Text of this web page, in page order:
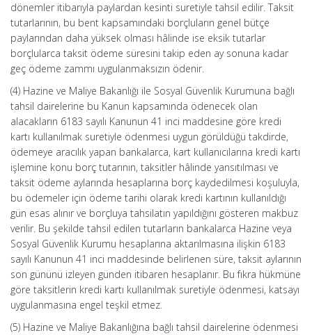
dönemler itibarıyla paylardan kesinti suretiyle tahsil edilir. Taksit
tutarlarının, bu bent kapsamındaki borçluların genel bütçe
paylarından daha yüksek olması hâlinde ise eksik tutarlar
borçlularca taksit ödeme süresini takip eden ay sonuna kadar
geç ödeme zammı uygulanmaksızın ödenir.
(4) Hazine ve Maliye Bakanlığı ile Sosyal Güvenlik Kurumuna bağlı
tahsil dairelerine bu Kanun kapsamında ödenecek olan
alacakların 6183 sayılı Kanunun 41 inci maddesine göre kredi
kartı kullanılmak suretiyle ödenmesi uygun görüldüğü takdirde,
ödemeye aracılık yapan bankalarca, kart kullanıcılarına kredi kartı
işlemine konu borç tutarının, taksitler hâlinde yansıtılması ve
taksit ödeme aylarında hesaplarına borç kaydedilmesi koşuluyla,
bu ödemeler için ödeme tarihi olarak kredi kartının kullanıldığı
gün esas alınır ve borçluya tahsilatın yapıldığını gösteren makbuz
verilir. Bu şekilde tahsil edilen tutarların bankalarca Hazine veya
Sosyal Güvenlik Kurumu hesaplarına aktarılmasına ilişkin 6183
sayılı Kanunun 41 inci maddesinde belirlenen süre, taksit aylarının
son gününü izleyen günden itibaren hesaplanır. Bu fıkra hükmüne
göre taksitlerin kredi kartı kullanılmak suretiyle ödenmesi, katsayı
uygulanmasına engel teşkil etmez.
(5) Hazine ve Maliye Bakanlığına bağlı tahsil dairelerine ödenmesi